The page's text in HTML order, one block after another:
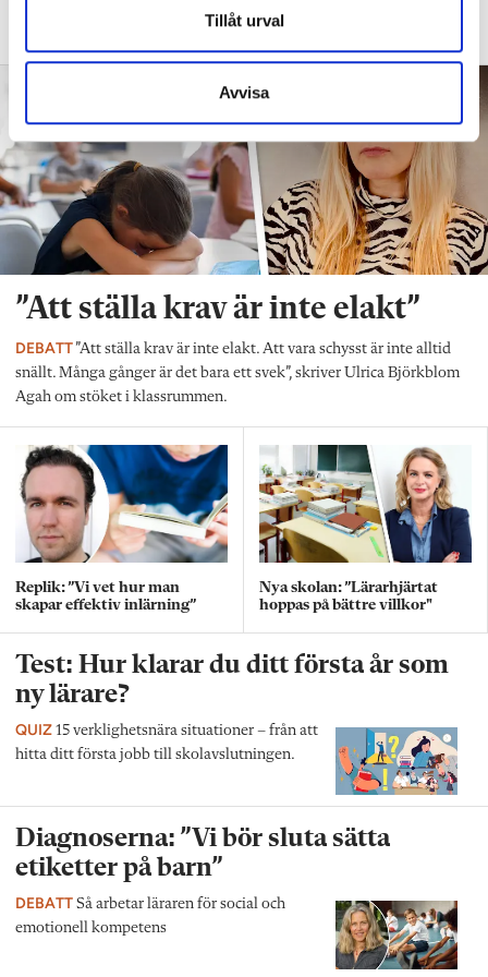
Tillåt urval
Avvisa
”Att ställa krav är inte elakt”
DEBATT”Att ställa krav är inte elakt. Att vara schysst är inte alltid
snällt. Många gånger är det bara ett svek”, skriver Ulrica Björkblom
Agah om stöket i klassrummen.
Replik: ”Vi vet hur man
skapar effektiv inlärning”
Nya skolan: ”Lärarhjärtat
hoppas på bättre villkor"
Test: Hur klarar du ditt första år som
ny lärare?
QUIZ 15 verklighetsnära situationer – från att
hitta ditt första jobb till skolavslutningen.
Diagnoserna: ”Vi bör sluta sätta
etiketter på barn”
DEBATT Så arbetar läraren för social och
emotionell kompetens